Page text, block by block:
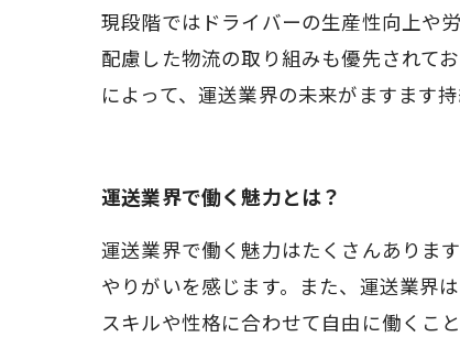
現段階ではドライバーの生産性向上や
配慮した物流の取り組みも優先されて
によって、運送業界の未来がますます
運送業界で働く魅力とは？
運送業界で働く魅力はたくさんありま
やりがいを感じます。また、運送業界
スキルや性格に合わせて自由に働くこ